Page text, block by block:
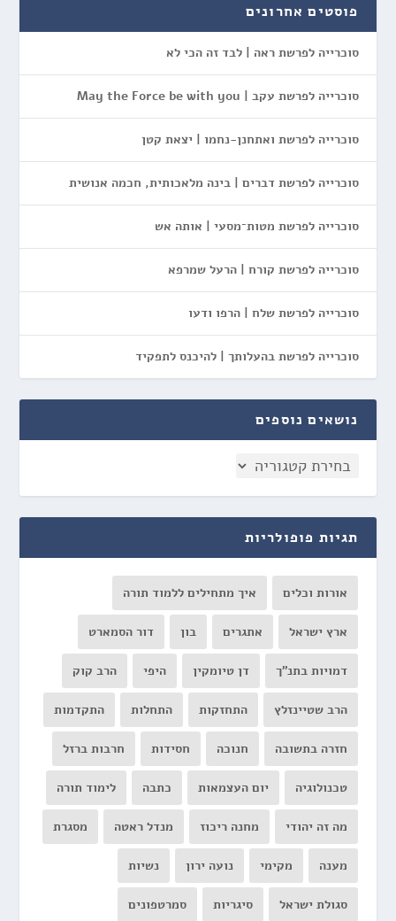
פוסטים אחרונים
סוכרייה לפרשת ראה | לבד זה הכי לא
סוכרייה לפרשת עקב | May the Force be with you
סוכרייה לפרשת ואתחנן-נחמו | יצאת קטן
סוכרייה לפרשת דברים | בינה מלאכותית, חכמה אנושית
סוכרייה לפרשת מטות־מסעי | אותה אש
סוכרייה לפרשת קורח | הרעל שמרפא
סוכרייה לפרשת שלח | הרפו ודעו
סוכרייה לפרשת בהעלותך | להיכנס לתפקיד
נושאים נוספים
תגיות פופולריות
אורות וכלים איך מתחילים ללמוד תורה
ארץ ישראל אתגרים בון דור הסמארט
דמויות בתנ"ך דן טיומקין היפי הרב קוק
הרב שטיינזלץ התחזקות התחלות התקדמות
חזרה בתשובה חנוכה חסידות חרבות ברזל
טכנולוגיה יום העצמאות כתבה לימוד תורה
מה זה יהודי מחנה ריכוז מנדל ראטה מסגרת
מענה מקימי נועה ירון נשיות
סגולת ישראל סיגריות סמרטפונים